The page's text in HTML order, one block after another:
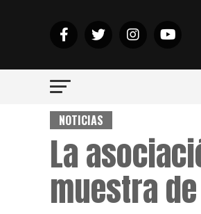
NOTICIAS
La
muestra